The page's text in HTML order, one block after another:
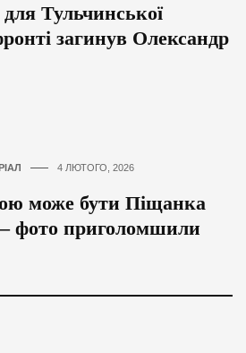
Тульчинської
загинув Олександр
4 ЛЮТОГО, 2026
може бути Піщанка
фото приголомшили